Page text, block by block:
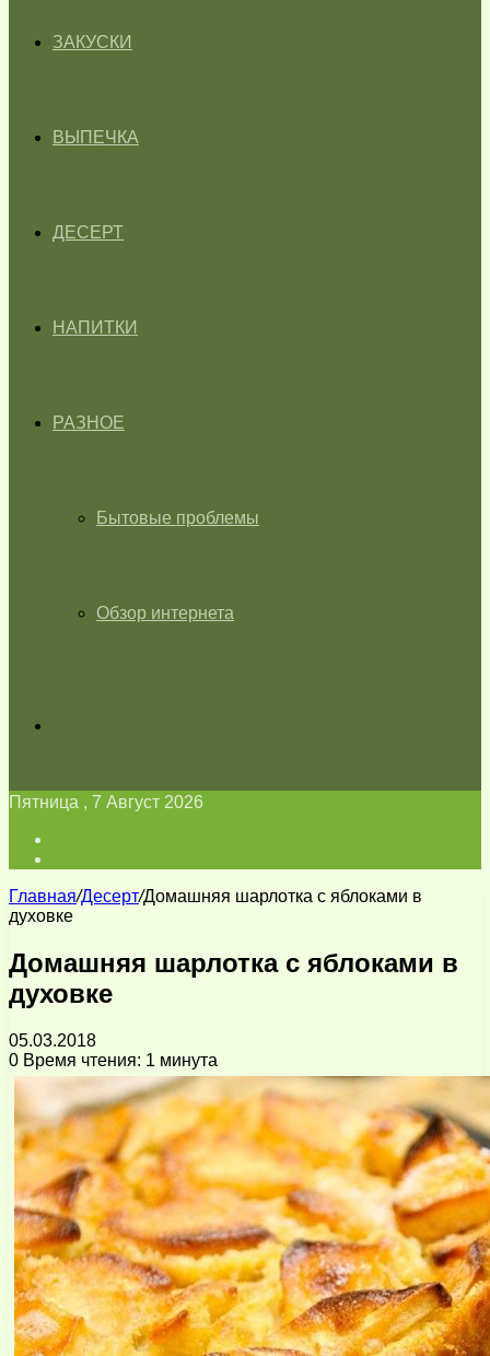
ЗАКУСКИ
ВЫПЕЧКА
ДЕСЕРТ
НАПИТКИ
РАЗНОЕ
Бытовые проблемы
Обзор интернета
Пятница , 7 Август 2026
Главная/Десерт/Домашняя шарлотка с яблоками в
духовке
Домашняя шарлотка с яблоками в
духовке
05.03.2018
0 Время чтения: 1 минута